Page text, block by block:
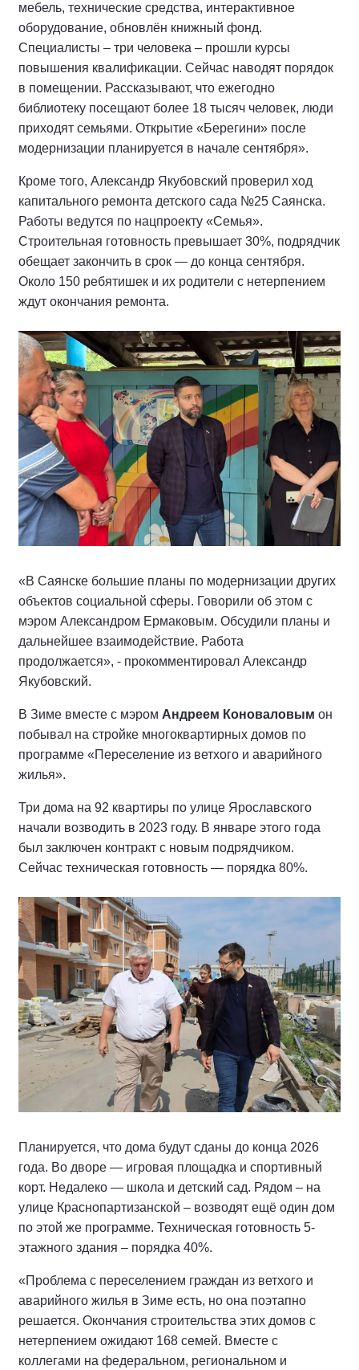
мебель, технические средства, интерактивное
оборудование, обновлён книжный фонд.
Специалисты – три человека – прошли курсы
повышения квалификации. Сейчас наводят порядок
в помещении. Рассказывают, что ежегодно
библиотеку посещают более 18 тысяч человек, люди
приходят семьями. Открытие «Берегини» после
модернизации планируется в начале сентября».
Кроме того, Александр Якубовский проверил ход
капитального ремонта детского сада №25 Саянска.
Работы ведутся по нацпроекту «Семья».
Строительная готовность превышает 30%, подрядчик
обещает закончить в срок — до конца сентября.
Около 150 ребятишек и их родители с нетерпением
ждут окончания ремонта.
«В Саянске большие планы по модернизации других
объектов социальной сферы. Говорили об этом с
мэром Александром Ермаковым. Обсудили планы и
дальнейшее взаимодействие. Работа
продолжается», - прокомментировал Александр
Якубовский.
В Зиме вместе с мэром Андреем Коноваловым он
побывал на стройке многоквартирных домов по
программе «Переселение из ветхого и аварийного
жилья».
Три дома на 92 квартиры по улице Ярославского
начали возводить в 2023 году. В январе этого года
был заключен контракт с новым подрядчиком.
Сейчас техническая готовность — порядка 80%.
Планируется, что дома будут сданы до конца 2026
года. Во дворе — игровая площадка и спортивный
корт. Недалеко — школа и детский сад. Рядом – на
улице Краснопартизанской – возводят ещё один дом
по этой же программе. Техническая готовность 5-
этажного здания – порядка 40%.
«Проблема с переселением граждан из ветхого и
аварийного жилья в Зиме есть, но она поэтапно
решается. Окончания строительства этих домов с
нетерпением ожидают 168 семей. Вместе с
коллегами на федеральном, региональном и